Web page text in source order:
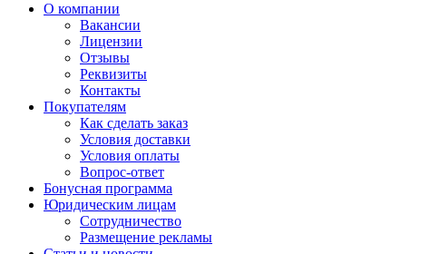
О компании
Вакансии
Лицензии
Отзывы
Реквизиты
Контакты
Покупателям
Как сделать заказ
Условия доставки
Условия оплаты
Вопрос-ответ
Бонусная программа
Юридическим лицам
Сотрудничество
Размещение рекламы